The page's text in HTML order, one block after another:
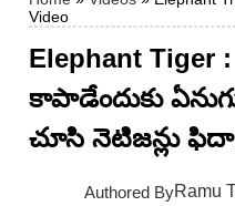
Video
Elephant Tiger
కాపాడేందుకు
చూసి నెటిజన్లు
Authored ByRamu